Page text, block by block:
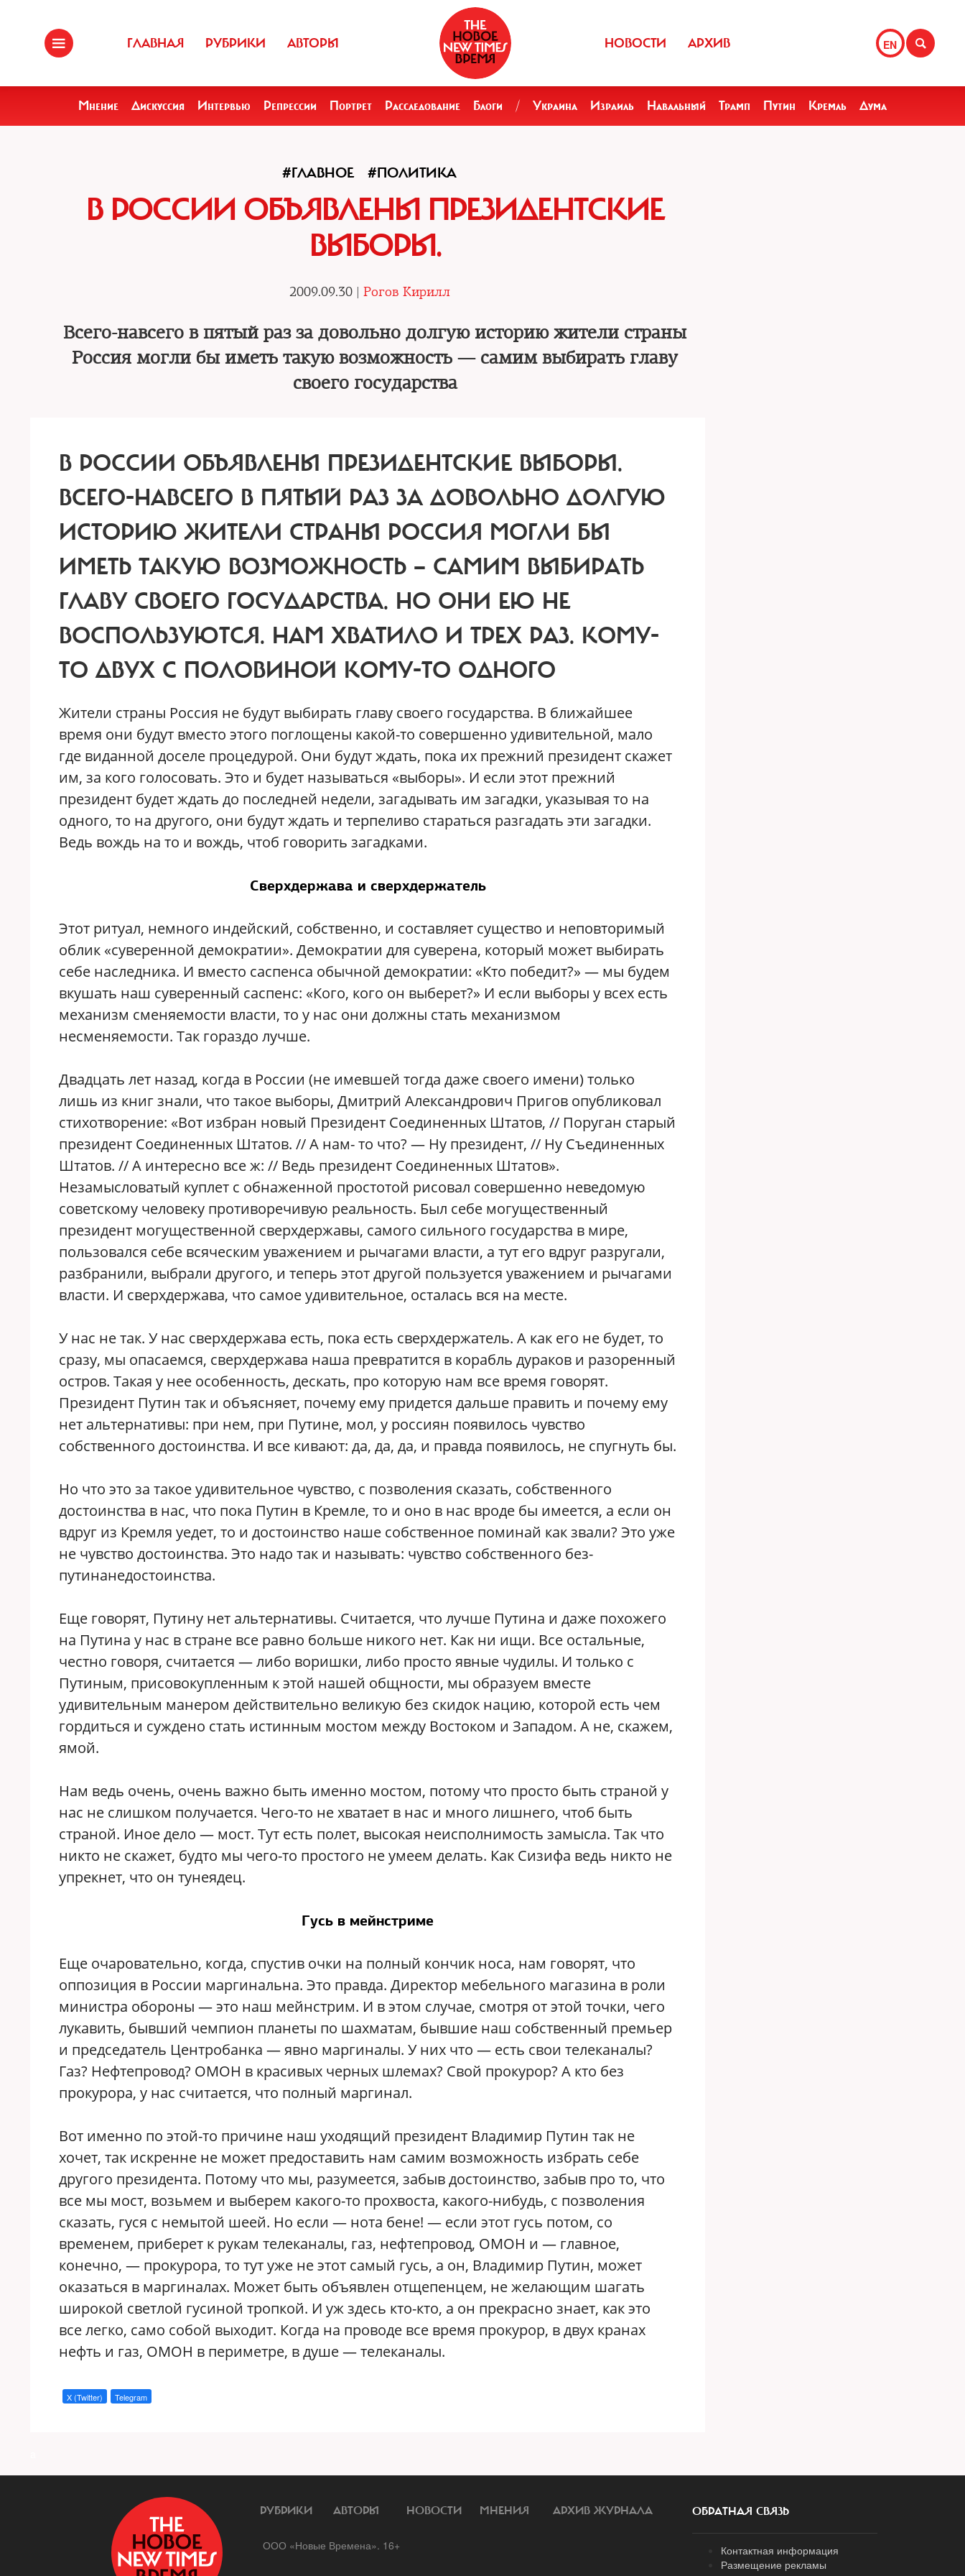
ГЛАВНАЯ РУБРИКИ АВТОРЫ EN
НОВОСТИ АРХИВ
Мнение Дискуссия Интервью Репрессии Портрет Расследование Блоги / Украина Израиль Навальный Трамп Путин Кремль Дума
#ГЛАВНОЕ #ПОЛИТИКА
В РОССИИ ОБЪЯВЛЕНЫ ПРЕЗИДЕНТСКИЕ
ВЫБОРЫ.
2009.09.30 | Рогов Кирилл
Всего-навсего в пятый раз за довольно долгую историю жители страны
Россия могли бы иметь такую возможность — самим выбирать главу
своего государства
В РОССИИ ОБЪЯВЛЕНЫ ПРЕЗИДЕНТСКИЕ ВЫБОРЫ.
ВСЕГО-НАВСЕГО В ПЯТЫЙ РАЗ ЗА ДОВОЛЬНО ДОЛГУЮ
ИСТОРИЮ ЖИТЕЛИ СТРАНЫ РОССИЯ МОГЛИ БЫ
ИМЕТЬ ТАКУЮ ВОЗМОЖНОСТЬ — САМИМ ВЫБИРАТЬ
ГЛАВУ СВОЕГО ГОСУДАРСТВА. НО ОНИ ЕЮ НЕ
ВОСПОЛЬЗУЮТСЯ. НАМ ХВАТИЛО И ТРЕХ РАЗ. КОМУ-
ТО ДВУХ С ПОЛОВИНОЙ КОМУ-ТО ОДНОГО
Жители страны Россия не будут выбирать главу своего государства. В ближайшее
время они будут вместо этого поглощены какой-то совершенно удивительной, мало
где виданной доселе процедурой. Они будут ждать, пока их прежний президент скажет
им, за кого голосовать. Это и будет называться «выборы». И если этот прежний
президент будет ждать до последней недели, загадывать им загадки, указывая то на
одного, то на другого, они будут ждать и терпеливо стараться разгадать эти загадки.
Ведь вождь на то и вождь, чтоб говорить загадками.
Сверхдержава и сверхдержатель
Этот ритуал, немного индейский, собственно, и составляет существо и неповторимый
облик «суверенной демократии». Демократии для суверена, который может выбирать
себе наследника. И вместо саспенса обычной демократии: «Кто победит?» — мы будем
вкушать наш суверенный саспенс: «Кого, кого он выберет?» И если выборы у всех есть
механизм сменяемости власти, то у нас они должны стать механизмом
несменяемости. Так гораздо лучше.
Двадцать лет назад, когда в России (не имевшей тогда даже своего имени) только
лишь из книг знали, что такое выборы, Дмитрий Александрович Пригов опубликовал
стихотворение: «Вот избран новый Президент Соединенных Штатов, // Поруган старый
президент Соединенных Штатов. // А нам- то что? — Ну президент, // Ну Съединенных
Штатов. // А интересно все ж: // Ведь президент Соединенных Штатов».
Незамысловатый куплет с обнаженной простотой рисовал совершенно неведомую
советскому человеку противоречивую реальность. Был себе могущественный
президент могущественной сверхдержавы, самого сильного государства в мире,
пользовался себе всяческим уважением и рычагами власти, а тут его вдруг разругали,
разбранили, выбрали другого, и теперь этот другой пользуется уважением и рычагами
власти. И сверхдержава, что самое удивительное, осталась вся на месте.
У нас не так. У нас сверхдержава есть, пока есть сверхдержатель. А как его не будет, то
сразу, мы опасаемся, сверхдержава наша превратится в корабль дураков и разоренный
остров. Такая у нее особенность, дескать, про которую нам все время говорят.
Президент Путин так и объясняет, почему ему придется дальше править и почему ему
нет альтернативы: при нем, при Путине, мол, у россиян появилось чувство
собственного достоинства. И все кивают: да, да, да, и правда появилось, не спугнуть бы.
Но что это за такое удивительное чувство, с позволения сказать, собственного
достоинства в нас, что пока Путин в Кремле, то и оно в нас вроде бы имеется, а если он
вдруг из Кремля уедет, то и достоинство наше собственное поминай как звали? Это уже
не чувство достоинства. Это надо так и называть: чувство собственного без-
путинанедостоинства.
Еще говорят, Путину нет альтернативы. Считается, что лучше Путина и даже похожего
на Путина у нас в стране все равно больше никого нет. Как ни ищи. Все остальные,
честно говоря, считается — либо воришки, либо просто явные чудилы. И только с
Путиным, присовокупленным к этой нашей общности, мы образуем вместе
удивительным манером действительно великую без скидок нацию, которой есть чем
гордиться и суждено стать истинным мостом между Востоком и Западом. А не, скажем,
ямой.
Нам ведь очень, очень важно быть именно мостом, потому что просто быть страной у
нас не слишком получается. Чего-то не хватает в нас и много лишнего, чтоб быть
страной. Иное дело — мост. Тут есть полет, высокая неисполнимость замысла. Так что
никто не скажет, будто мы чего-то простого не умеем делать. Как Сизифа ведь никто не
упрекнет, что он тунеядец.
Гусь в мейнстриме
Еще очаровательно, когда, спустив очки на полный кончик носа, нам говорят, что
оппозиция в России маргинальна. Это правда. Директор мебельного магазина в роли
министра обороны — это наш мейнстрим. И в этом случае, смотря от этой точки, чего
лукавить, бывший чемпион планеты по шахматам, бывшие наш собственный премьер
и председатель Центробанка — явно маргиналы. У них что — есть свои телеканалы?
Газ? Нефтепровод? ОМОН в красивых черных шлемах? Свой прокурор? А кто без
прокурора, у нас считается, что полный маргинал.
Вот именно по этой-то причине наш уходящий президент Владимир Путин так не
хочет, так искренне не может предоставить нам самим возможность избрать себе
другого президента. Потому что мы, разумеется, забыв достоинство, забыв про то, что
все мы мост, возьмем и выберем какого-то прохвоста, какого-нибудь, с позволения
сказать, гуся с немытой шеей. Но если — нота бене! — если этот гусь потом, со
временем, приберет к рукам телеканалы, газ, нефтепровод, ОМОН и — главное,
конечно, — прокурора, то тут уже не этот самый гусь, а он, Владимир Путин, может
оказаться в маргиналах. Может быть объявлен отщепенцем, не желающим шагать
широкой светлой гусиной тропкой. И уж здесь кто-кто, а он прекрасно знает, как это
все легко, само собой выходит. Когда на проводе все время прокурор, в двух кранах
нефть и газ, ОМОН в периметре, в душе — телеканалы.
X (Twitter) Telegram
РУБРИКИ АВТОРЫ НОВОСТИ МНЕНИЯ АРХИВ ЖУРНАЛА
ООО «Новые Времена». 16+
ОБРАТНАЯ СВЯЗЬ
Контактная информация
Размещение рекламы